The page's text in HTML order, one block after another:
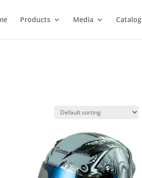
Products Media Catalog